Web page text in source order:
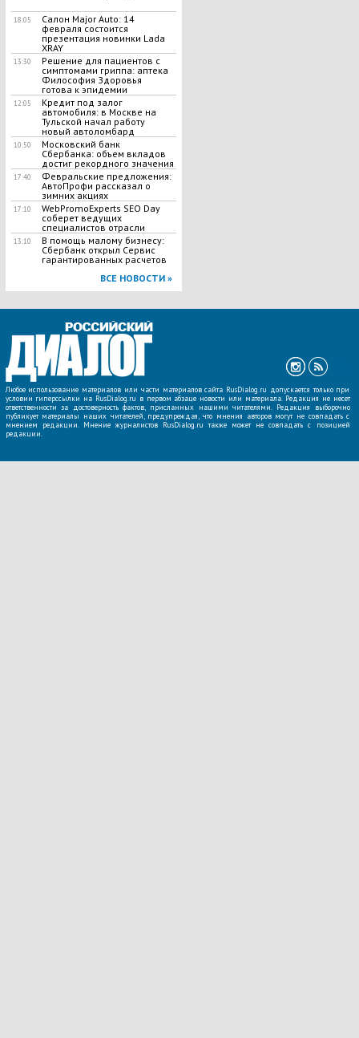
18:05
Салон Major Auto: 14
февраля состоится
презентация новинки Lada
XRAY
13:30
Решение для пациентов с
симптомами гриппа: аптека
Философия Здоровья
готова к эпидемии
12:05
Кредит под залог
автомобиля: в Москве на
Тульской начал работу
новый автоломбард
10:50
Московский банк
Сбербанка: объем вкладов
достиг рекордного значения
17:40
Февральские предложения:
АвтоПрофи рассказал о
зимних акциях
17:10
WebPromoExperts SEO Day
соберет ведущих
специалистов отрасли
13:10
В помощь малому бизнесу:
Сбербанк открыл Сервис
гарантированных расчетов
ВСЕ НОВОСТИ »
Любое использование материалов или части материалов сайта RusDialog.ru допускается только при
условии гиперссылки на RusDialog.ru в первом абзаце новости или материала. Редакция не несет
ответственности за достоверность фактов, присланных нашими читателями. Редакция выборочно
публикует материалы наших читателей, предупреждая, что мнения авторов могут не совпадать с
мнением редакции. Мнение журналистов RusDialog.ru также может не совпадать с позицией
редакции.